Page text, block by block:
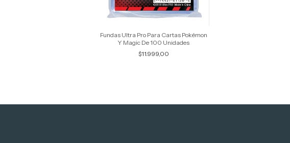
Fundas Ultra Pro Para Cartas Pokémon
Y Magic De 100 Unidades
$11.999,00